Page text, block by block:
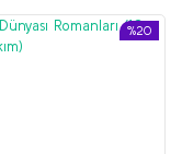
%20